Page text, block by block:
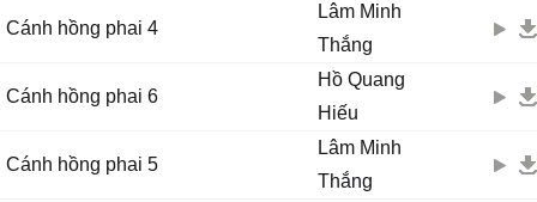
Cánh hồng phai 4
Lâm Minh
Thắng
Cánh hồng phai 6
Hồ Quang
Hiếu
Cánh hồng phai 5
Lâm Minh
Thắng